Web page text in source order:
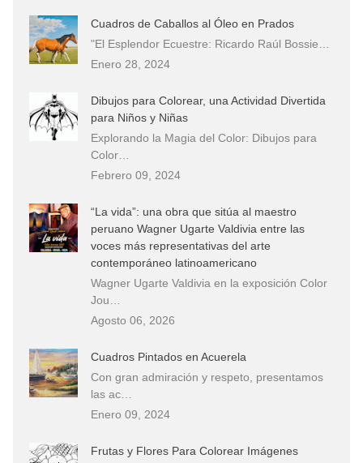
Cuadros de Caballos al Óleo en Prados
"El Esplendor Ecuestre: Ricardo Raúl Bossie…
Enero 28, 2024
Dibujos para Colorear, una Actividad Divertida
para Niños y Niñas
Explorando la Magia del Color: Dibujos para
Color…
Febrero 09, 2024
“La vida”: una obra que sitúa al maestro
peruano Wagner Ugarte Valdivia entre las
voces más representativas del arte
contemporáneo latinoamericano
Wagner Ugarte Valdivia en la exposición Color
Jou…
Agosto 06, 2026
Cuadros Pintados en Acuerela
Con gran admiración y respeto, presentamos
las ac…
Enero 09, 2024
Frutas y Flores Para Colorear Imágenes